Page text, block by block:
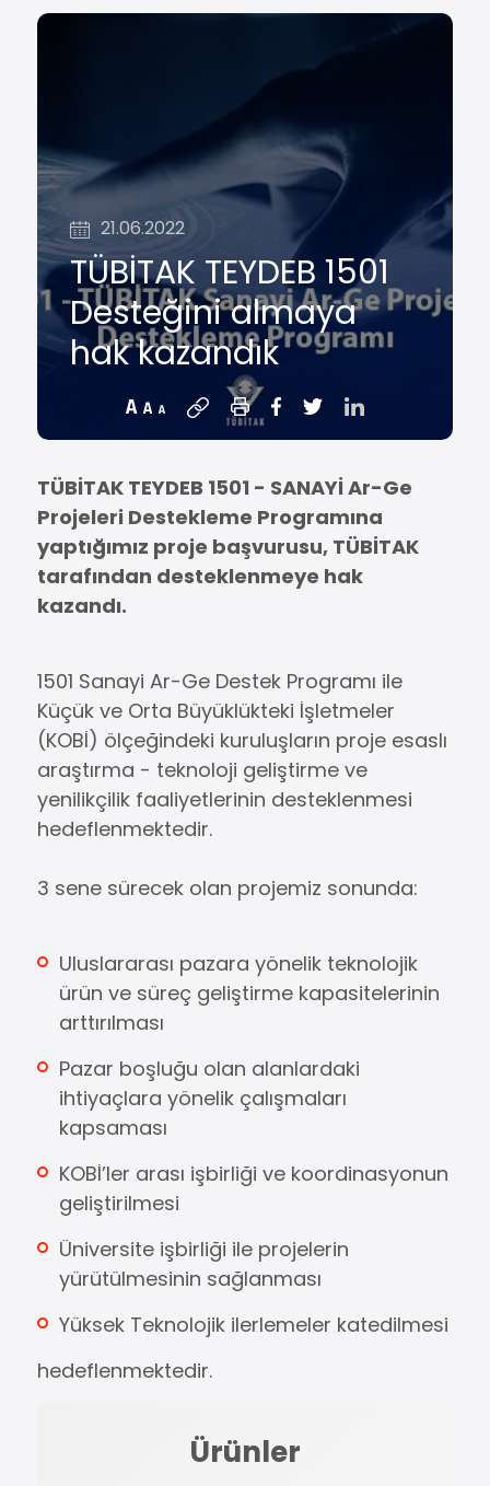
YARDIMCI RÖLELER
KR 30
YARDIMCI ÜRÜNLER
SL 100
IT1-6U
K101-A2
21.06.2022
TÜBİTAK TEYDEB 1501
Desteğini almaya
hak kazandık
TÜBİTAK TEYDEB 1501 - SANAYİ Ar-Ge
Projeleri Destekleme Programına
yaptığımız proje başvurusu, TÜBİTAK
tarafından desteklenmeye hak
kazandı.
1501 Sanayi Ar-Ge Destek Programı ile
Küçük ve Orta Büyüklükteki İşletmeler
(KOBİ) ölçeğindeki kuruluşların proje esaslı
araştırma - teknoloji geliştirme ve
yenilikçilik faaliyetlerinin desteklenmesi
hedeflenmektedir.
3 sene sürecek olan projemiz sonunda:
Uluslararası pazara yönelik teknolojik
ürün ve süreç geliştirme kapasitelerinin
arttırılması
Pazar boşluğu olan alanlardaki
ihtiyaçlara yönelik çalışmaları
kapsaması
KOBİ’ler arası işbirliği ve koordinasyonun
geliştirilmesi
Üniversite işbirliği ile projelerin
yürütülmesinin sağlanması
Yüksek Teknolojik ilerlemeler katedilmesi
hedeflenmektedir.
Ürünler